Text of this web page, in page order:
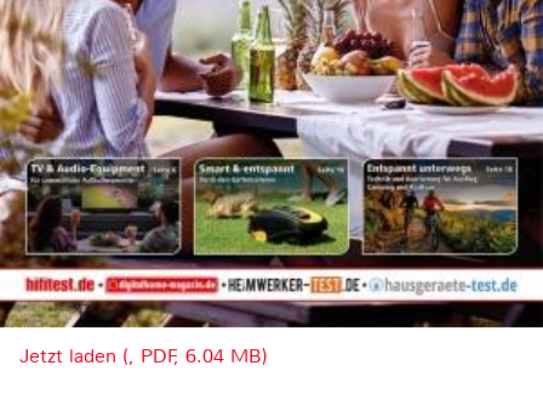
Jetzt laden (, PDF, 6.04 MB)